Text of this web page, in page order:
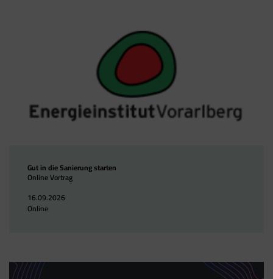
Gut in die Sanierung starten
Online Vortrag
16.09.2026
Online